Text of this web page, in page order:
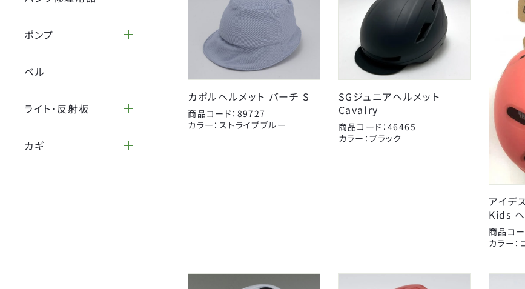
キッズパーツ 電動アシスト車パーツ
スタンド キャリヤ
ハンドルパーツ
スポーツ小物 サイクルグッズ
カゴ 子供のせ
ブレーキ 変速・内装
タイヤチューブパーツ
パンク修理用品
ポンプ ベル
オージーケーカブト
オージーケー技研 カナック企画
こげーる ゴリン
シマノ ジョイパレット
センタン工業
ティーエス ニッコー
パナレーサー
ライトウェイ
永井油業 丸八工機
BICYCLE
AMERICAN EAGLE サギサカオリジナル
CLOSE
ポンプ
ベル
ライト・反射板
カギ
カポルヘルメット バーチ S
商品コード：89727
カラー：ストライプブルー
SGジュニアヘルメット
Cavalry
商品コード：46465
カラー：ブラック
アイデ
Kids ヘ
商品コ
カラー：